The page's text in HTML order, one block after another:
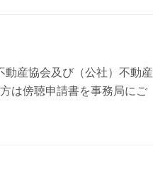
動産協会及び（公社）不動産
は傍聴申請書を事務局にご